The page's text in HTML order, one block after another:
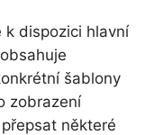
k dispozici hlavní
šablony
zobrazení
některé